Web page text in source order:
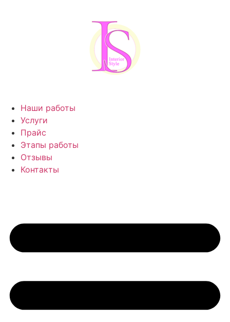
Наши работы
Услуги
Прайс
Этапы работы
Отзывы
Контакты